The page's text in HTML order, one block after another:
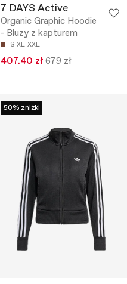
7 DAYS Active
Organic Graphic Hoodie
- Bluzy z kapturem
S XL XXL
407.40 zł 679 zł
50% zniżki